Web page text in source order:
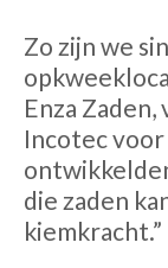
Zo zijn we
Enza
Incotec
die zaden
kiemkracht.”